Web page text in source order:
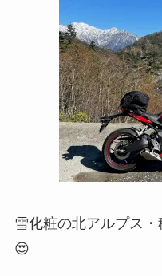
雪化粧の北アルプス
😍